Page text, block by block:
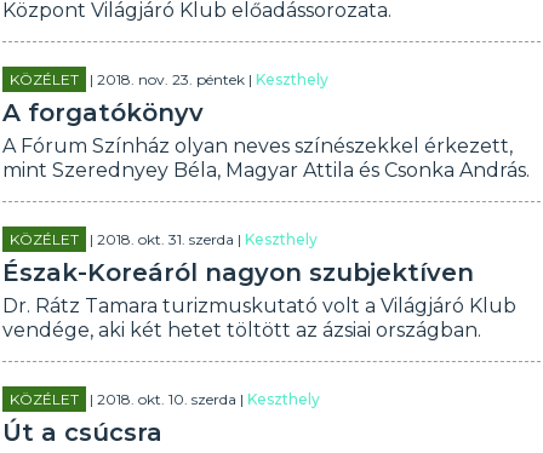
Központ Világjáró Klub előadássorozata.
KÖZÉLET | 2018. nov. 23. péntek |Keszthely
A forgatókönyv
A Fórum Színház olyan neves színészekkel érkezett,
mint Szerednyey Béla, Magyar Attila és Csonka András.
KÖZÉLET | 2018. okt. 31. szerda |Keszthely
Észak-Koreáról nagyon szubjektíven
Dr. Rátz Tamara turizmuskutató volt a Világjáró Klub
vendége, aki két hetet töltött az ázsiai országban.
KÖZÉLET | 2018. okt. 10. szerda |Keszthely
Út a csúcsra